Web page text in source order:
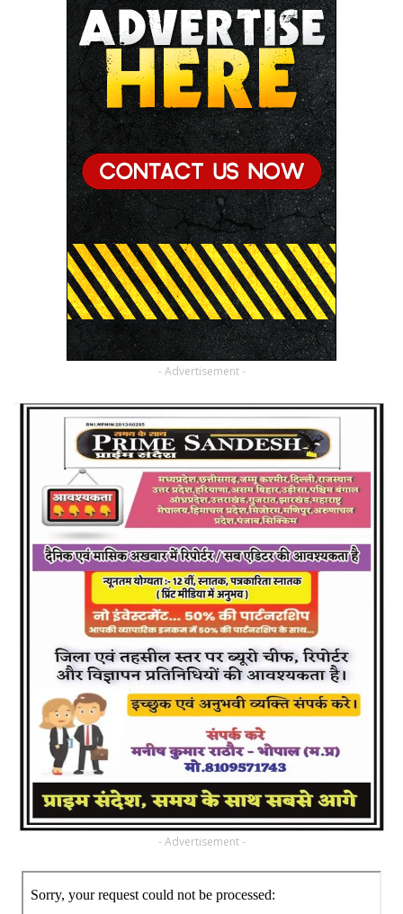
- Advertisement -
- Advertisement -